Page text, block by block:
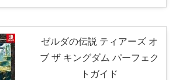
ゼルダの伝説 ティアーズ オ
ブ ザ キングダム パーフェク
トガイド